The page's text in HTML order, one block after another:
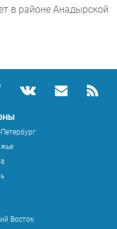
в районе Анадырской
Восток